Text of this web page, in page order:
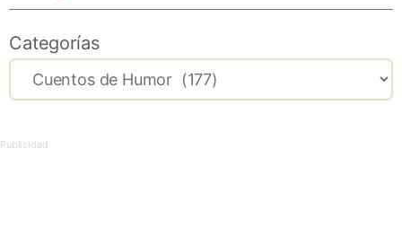
Categorías